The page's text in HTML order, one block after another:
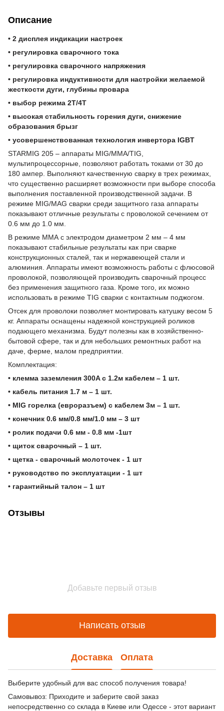
Описание
• 2 дисплея индикации настроек
• регулировка сварочного тока
• регулировка сварочного напряжения
• регулировка индуктивности для настройки желаемой
жесткости дуги, глубины провара
• выбор режима 2Т/4Т
• высокая стабильность горения дуги, снижение
образования брызг
• усовершенствованная технология инвертора IGBT
STARMIG 205 – аппараты MIG/ММА/TIG,
мультипроцессорные, позволяют работать токами от 30 до
180 ампер. Выполняют качественную сварку в трех режимах,
что существенно расширяет возможности при выборе способа
выполнения поставленной производственной задачи. В
режиме MIG/MAG сварки среди защитного газа аппараты
показывают отличные результаты с проволокой сечением от
0.6 мм до 1.0 мм.
В режиме ММА с электродом диаметром 2 мм – 4 мм
показывают стабильные результаты как при сварке
конструкционных сталей, так и нержавеющей стали и
алюминия. Аппараты имеют возможность работы с флюсовой
проволокой, позволяющей производить сварочный процесс
без применения защитного газа. Кроме того, их можно
использовать в режиме TIG сварки с контактным поджогом.
Отсек для проволоки позволяет монтировать катушку весом 5
кг. Аппараты оснащены надежной конструкцией роликов
подающего механизма. Будут полезны как в хозяйственно-
бытовой сфере, так и для небольших ремонтных работ на
даче, ферме, малом предприятии.
Комплектация:
• клемма заземления 300A с 1.2м кабелем – 1 шт.
• кабель питания 1.7 м – 1 шт.
• MIG горелка (евроразъем) с кабелем 3м – 1 шт.
• конечник 0.6 мм/0.8 мм/1.0 мм – 3 шт
• ролик подачи 0.6 мм - 0.8 мм -1шт
• щиток сварочный – 1 шт.
• щетка - сварочный молоточек - 1 шт
• руководство по эксплуатации - 1 шт
• гарантийный талон – 1 шт
Отзывы
Добавьте первый отзыв
Написать отзыв
Доставка Оплата
Выберите удобный для вас способ получения товара!
Самовывоз: Приходите и заберите свой заказ
непосредственно со склада в Киеве или Одессе - этот вариант